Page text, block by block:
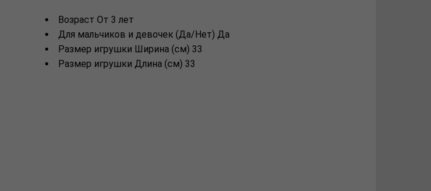
Возраст От 3 лет
Для мальчиков и девочек (Да/Нет) Да
Размер игрушки Ширина (см) 33
Размер игрушки Длина (см) 33